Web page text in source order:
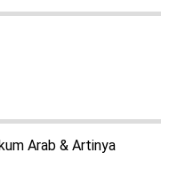
Arab & Artinya